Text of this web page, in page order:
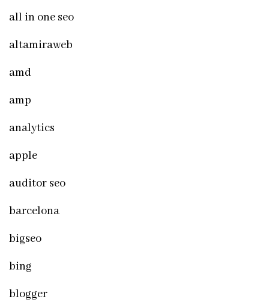
all in one seo
altamiraweb
amd
amp
analytics
apple
auditor seo
barcelona
bigseo
bing
blogger